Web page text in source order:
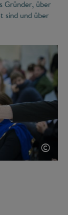
Gründer, über
sind und über
©